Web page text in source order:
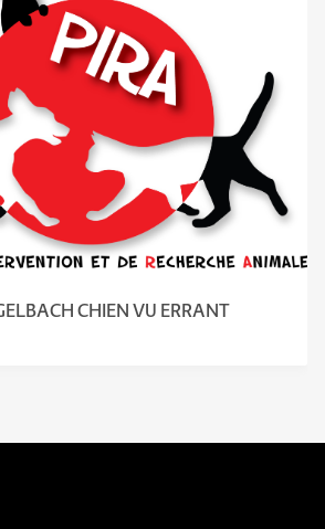
CHIEN VU ERRANT